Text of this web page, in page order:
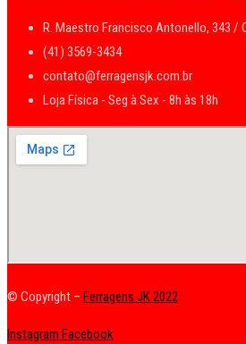
R. Maestro Francisco Antonello, 343 /
(41) 3569-3434
contato@ferragensjk.com.br
Loja Física - Seg à Sex - 8h às 18h
© Copyright – Ferragens JK 2022
Instagram Facebook